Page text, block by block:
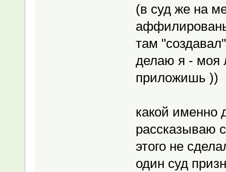
(в суд же на
там
делаю я - моя
приложишь ))
какой именно
рассказываю
этого не
один суд